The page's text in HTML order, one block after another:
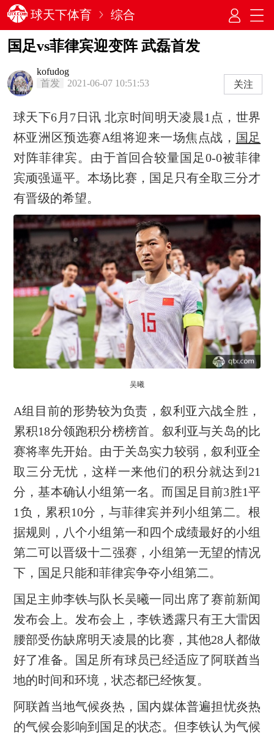
球天下体育 综合
国足vs菲律宾迎变阵 武磊首发
kofudog
首发
2021-06-07 10:51:53 关注
球天下6月7日讯 北京时间明天凌晨1点，世界
杯亚洲区预选赛A组将迎来一场焦点战， 国足
对阵菲律宾。由于首回合较量国足0-0被菲律
宾顽强逼平。本场比赛，国足只有全取三分才
有晋级的希望。
吴曦
A组目前的形势较为负责，叙利亚六战全胜，
累积18分领跑积分榜榜首。叙利亚与关岛的比
赛将率先开始。由于关岛实力较弱，叙利亚全
取三分无忧，这样一来他们的积分就达到21
分，基本确认小组第一名。而国足目前3胜1平
1负，累积10分，与菲律宾并列小组第二。根
据规则，八个小组第一和四个成绩最好的小组
第二可以晋级十二强赛，小组第一无望的情况
下，国足只能和菲律宾争夺小组第二。
国足主帅李铁与队长吴曦一同出席了赛前新闻
发布会上。发布会上，李铁透露只有王大雷因
腰部受伤缺席明天凌晨的比赛，其他28人都做
好了准备。国足所有球员已经适应了阿联酋当
地的时间和环境，状态都已经恢复。
阿联酋当地气候炎热，国内媒体普遍担忧炎热
的气候会影响到国足的状态。但李铁认为气候